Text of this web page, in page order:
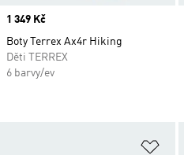
Price
1 349 Kč
Boty Terrex Ax4r Hiking
Děti TERREX
6 barvy/ev